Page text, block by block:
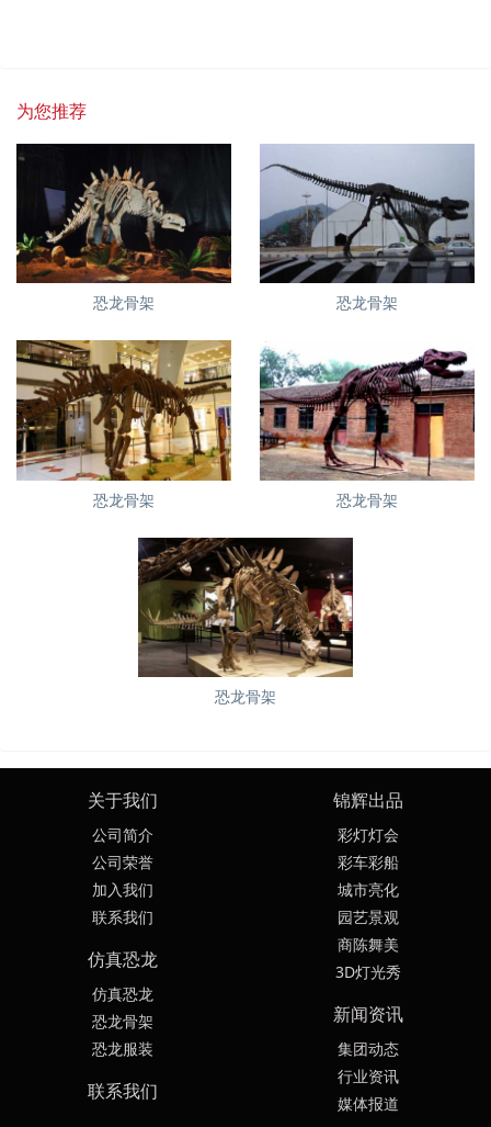
为您推荐
恐龙骨架 恐龙骨架
恐龙骨架 恐龙骨架
恐龙骨架
关于我们
公司简介
公司荣誉
加入我们
联系我们
锦辉出品
彩灯灯会
彩车彩船
城市亮化
园艺景观
商陈舞美
3D灯光秀
仿真恐龙
仿真恐龙
恐龙骨架
恐龙服装
新闻资讯
集团动态
行业资讯
媒体报道
联系我们